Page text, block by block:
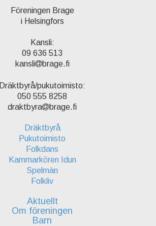
Föreningen Brage
i Helsingfors
Kansli:
09 636 513
kansli
brage.fi
Dräktbyrå/pukutoimisto:
050 555 8258
draktbyra
brage.fi
Dräktbyrå
Pukutoimisto
Folkdans
Kammarkören Idun
Spelmän
Folkliv
Aktuellt
Om föreningen
Barn